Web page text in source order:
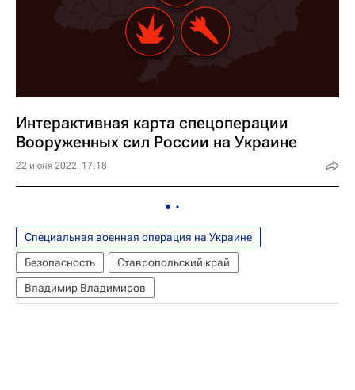
Интерактивная карта спецоперации
Вооруженных сил России на Украине
22 июня 2022, 17:18
Специальная военная операция на Украине
Безопасность
Ставропольский край
Владимир Владимиров